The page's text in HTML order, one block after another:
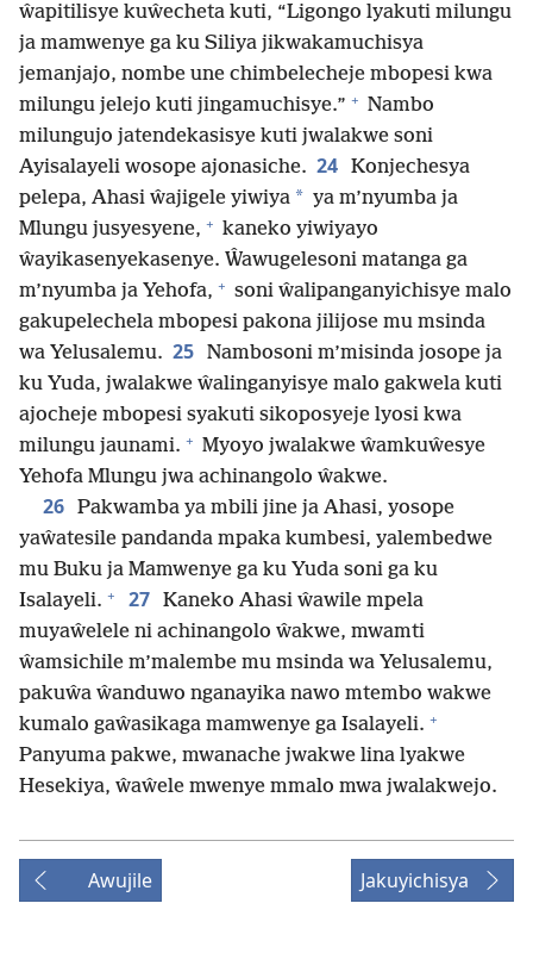
ŵapitilisye kuŵecheta kuti, “Ligongo lyakuti milungu
ja mamwenye ga ku Siliya jikwakamuchisya
jemanjajo, nombe une chimbelecheje mbopesi kwa
milungu jelejo kuti jingamuchisye.” + Nambo
milungujo jatendekasisye kuti jwalakwe soni
Ayisalayeli wosope ajonasiche. 24 Konjechesya
pelepa, Ahasi ŵajigele yiwiya * ya m’nyumba ja
Mlungu jusyesyene, + kaneko yiwiyayo
ŵayikasenyekasenye. Ŵawugelesoni matanga ga
m’nyumba ja Yehofa, + soni ŵalipanganyichisye malo
gakupelechela mbopesi pakona jilijose mu msinda
wa Yelusalemu. 25 Nambosoni m’misinda josope ja
ku Yuda, jwalakwe ŵalinganyisye malo gakwela kuti
ajocheje mbopesi syakuti sikoposyeje lyosi kwa
milungu jaunami. + Myoyo jwalakwe ŵamkuŵesye
Yehofa Mlungu jwa achinangolo ŵakwe.
26 Pakwamba ya mbili jine ja Ahasi, yosope
yaŵatesile pandanda mpaka kumbesi, yalembedwe
mu Buku ja Mamwenye ga ku Yuda soni ga ku
Isalayeli. + 27 Kaneko Ahasi ŵawile mpela
muyaŵelele ni achinangolo ŵakwe, mwamti
ŵamsichile m’malembe mu msinda wa Yelusalemu,
pakuŵa ŵanduwo nganayika nawo mtembo wakwe
kumalo gaŵasikaga mamwenye ga Isalayeli. +
Panyuma pakwe, mwanache jwakwe lina lyakwe
Hesekiya, ŵaŵele mwenye mmalo mwa jwalakwejo.
Awujile Jakuyichisya